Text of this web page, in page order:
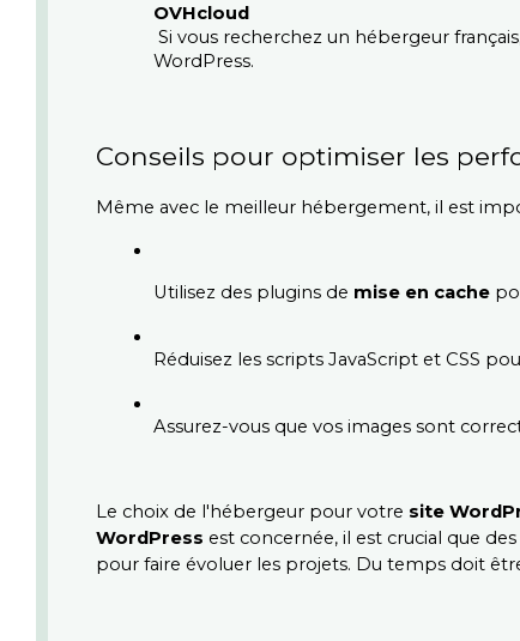
OVHcloud
WordPress.
Conseils pour optimiser les
Même avec le meilleur hébergement, il est
Utilisez des plugins de mise en cache
Réduisez les scripts JavaScript et CSS
Assurez-vous que vos images sont
Le choix de l'hébergeur pour votre site
WordPress est concernée, il est crucial que
pour faire évoluer les projets. Du temps doit